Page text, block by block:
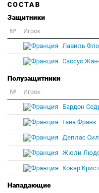
СОСТАВ
Защитники
№ Игрок
Лавиль
Сассус
Полузащитники
№ Игрок
Бардон
Гава Франк
Деплас
Жюли
Кокар
Нападающие